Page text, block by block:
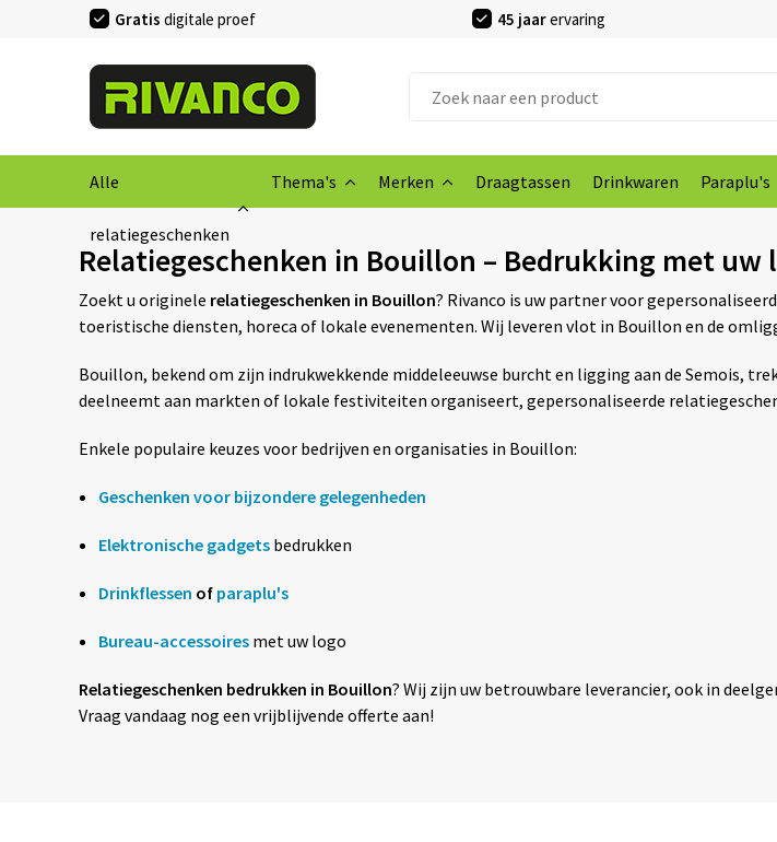
Gratis digitale proef 45 jaarervaring
Alle
relatiegeschenken
Thema's Merken Draagtassen Drinkwaren Paraplu's
Relatiegeschenken in Bouillon – Bedrukking met
Zoekt u originele relatiegeschenken in Bouillon? Rivanco is uw partner voor
toeristische diensten, horeca of lokale evenementen. Wij leveren vlot in Bouillon en de
Bouillon, bekend om zijn indrukwekkende middeleeuwse burcht en ligging aan de Semois,
deelneemt aan markten of lokale festiviteiten organiseert, gepersonaliseerde
Enkele populaire keuzes voor bedrijven en organisaties in Bouillon:
Geschenken voor bijzondere gelegenheden
Elektronische gadgetsbedrukken
Drinkflessen of paraplu's
Bureau-accessoiresmet uw logo
Relatiegeschenken bedrukken in Bouillon? Wij zijn uw betrouwbare leverancier, ook in
Vraag vandaag nog een vrijblijvende offerte aan!